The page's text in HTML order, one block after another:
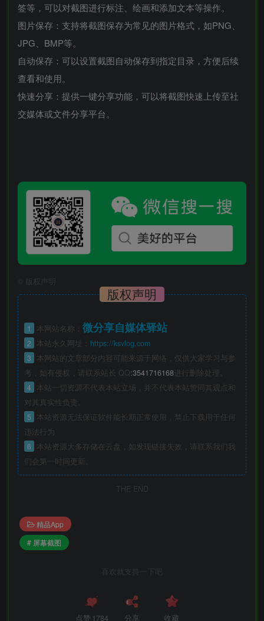
签等，可以对截图进行标注、绘画和添加文本等操作。
图片保存：支持将截图保存为常见的图片格式，如PNG、
JPG、BMP等。
自动保存：可以设置截图自动保存到指定目录，方便后续
查看和使用。
快速分享：提供一键分享功能，可以将截图快速上传至社
交媒体或文件分享平台。
版权声明
版权声明
1 本网站名称： 微分享自媒体驿站
2 本站永久网址： https://ksvlog.com
3
本网站的文章部分内容可能来源于网络，仅供大家学习与参
考，如有侵权，请联系站长 QQ:3541716168进行删除处理。
4
本站一切资源不代表本站立场，并不代表本站赞同其观点和
对其真实性负责。
5
本站资源无法保证软件能长期正常使用，禁止下载用于任何
违法行为
6
本站资源大多存储在云盘，如发现链接失效，请联系我们我
们会第一时间更新。
THE END
精品App
# 屏幕截图
喜欢就支持一下吧
点赞 1784 分享 收藏